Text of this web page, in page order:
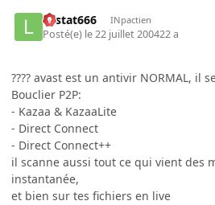
Lestat666 INpactien
Posté(e) le 22 juillet 200422 a
???? avast est un antivir NORMAL, il
Bouclier P2P:
- Kazaa & KazaaLite
- Direct Connect
- Direct Connect++
il scanne aussi tout ce qui vient des
instantanée,
et bien sur tes fichiers en live